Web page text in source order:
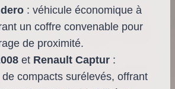
: véhicule économique à
un coffre convenable pour
de proximité.
et Renault Captur :
compacts surélevés, offrant